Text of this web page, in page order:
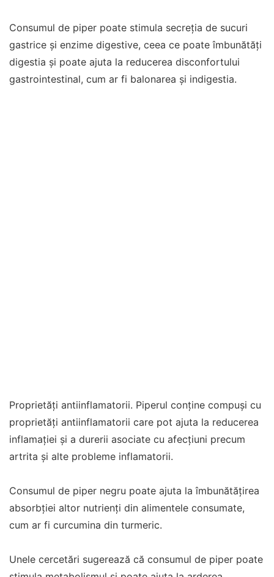
Consumul de piper poate stimula secreția de sucuri
gastrice și enzime digestive, ceea ce poate îmbunătăți
digestia și poate ajuta la reducerea disconfortului
gastrointestinal, cum ar fi balonarea și indigestia.
Proprietăți antiinflamatorii. Piperul conține compuși cu
proprietăți antiinflamatorii care pot ajuta la reducerea
inflamației și a durerii asociate cu afecțiuni precum
artrita și alte probleme inflamatorii.
Consumul de piper negru poate ajuta la îmbunătățirea
absorbției altor nutrienți din alimentele consumate,
cum ar fi curcumina din turmeric.
Unele cercetări sugerează că consumul de piper poate